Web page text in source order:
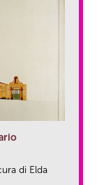
di Elda